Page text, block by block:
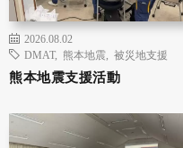
2026.08.02
DMAT, 熊本地震 被災地支援
熊本地震支援活動